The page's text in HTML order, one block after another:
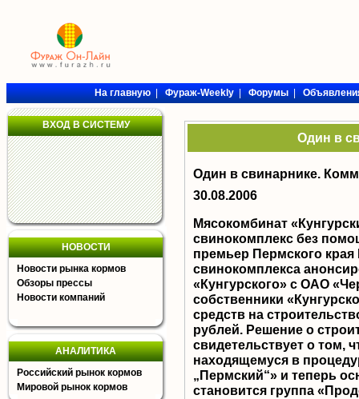
На главную|Фураж-Weekly|Форумы|
ВХОД В СИСТЕМУ
НОВОСТИ
Новости рынка кормов
Обзоры прессы
Новости компаний
АНАЛИТИКА
Российский рынок кормов
Мировой рынок кормов
Один в
Один в свинарнике.
30.08.2006
Мясокомбинат
свинокомплекс без
премьер Пермского
свинокомплекса
«Кунгурского» с ОАО
собственники
средств на
рублей. Решение о
свидетельствует о том,
находящемуся в
„Пермский“» и теперь
становится группа